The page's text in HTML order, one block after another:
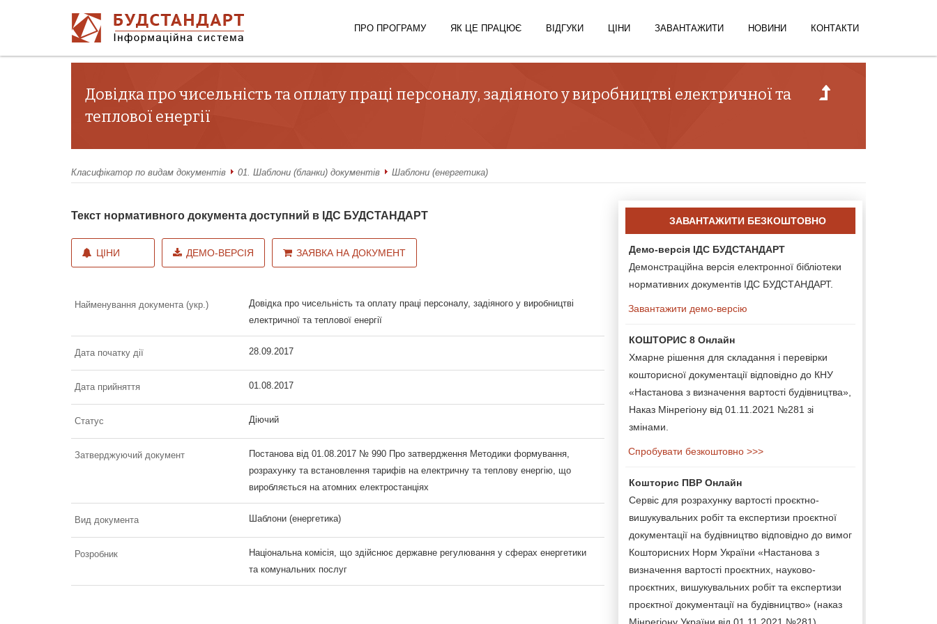
ПРО ПРОГРАМУ ЯК ЦЕ ПРАЦЮЄ ВІДГУКИ ЦІНИ ЗАВАНТАЖИТИ НОВИНИ КОНТАКТИ
Довідка про чисельність та оплату праці персоналу, задіяного у виробництві електричної та
теплової енергії
Класифікатор по видам документів 01. Шаблони (бланки) документів Шаблони (енергетика)
Текст нормативного документа доступний в ІДС БУДСТАНДАРТ
ЦІНИ ДЕМО-ВЕРСІЯ ЗАЯВКА НА ДОКУМЕНТ
Найменування документа (укр.)
Довідка про чисельність та оплату праці персоналу, задіяного у виробництві
електричної та теплової енергії
Дата початку дії 28.09.2017
Дата прийняття 01.08.2017
Статус Діючий
Затверджуючий документ
Постанова від 01.08.2017 № 990 Про затвердження Методики формування,
розрахунку та встановлення тарифів на електричну та теплову енергію, що
виробляється на атомних електростанціях
Вид документа Шаблони (енергетика)
Розробник
Національна комісія, що здійснює державне регулювання у сферах енергетики
та комунальних послуг
ЗАВАНТАЖИТИ БЕЗКОШТОВНО
Демо-версія ІДС БУДСТАНДАРТ
Демонстраційна версія електронної бібліотеки
нормативних документів ІДС БУДСТАНДАРТ.
Завантажити демо-версію
КОШТОРИС 8 Онлайн
Хмарне рішення для складання і перевірки
кошторисної документації відповідно до КНУ
«Настанова з визначення вартості будівництва»,
Наказ Мінрегіону від 01.11.2021 №281 зі
змінами.
Спробувати безкоштовно >>>
Кошторис ПВР Онлайн
Сервіс для розрахунку вартості проєктно-
вишукувальних робіт та експертизи проєктної
документації на будівництво відповідно до вимог
Кошторисних Норм України «Настанова з
визначення вартості проєктних, науково-
проєктних, вишукувальних робіт та експертизи
проєктної документації на будівництво» (наказ
Мінрегіону України від 01.11.2021 №281).